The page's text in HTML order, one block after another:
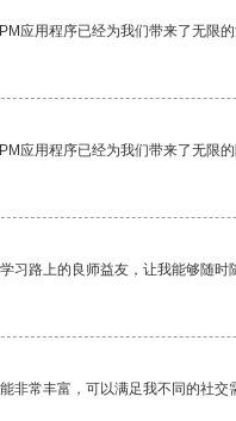
应用程序已经为我们带来了无限的
应用程序已经为我们带来了无限的
习路上的良师益友，让我能够随时
非常丰富，可以满足我不同的社交